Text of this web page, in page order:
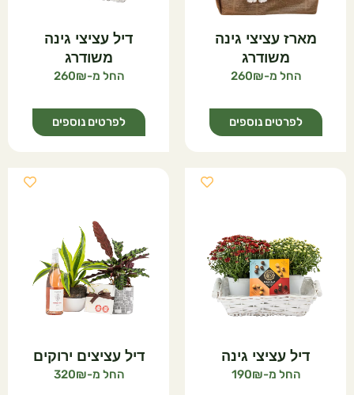
מארז עציצי גינה
משודרג
260
לפרטים נוספים
דיל עציצי גינה
משודרג
260
לפרטים נוספים
דיל עציצי גינה
190
דיל עציצים ירוקים
320